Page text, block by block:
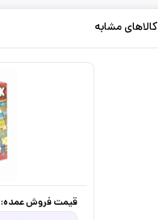
کالاهای مشابه
قیمت فروش عمده: